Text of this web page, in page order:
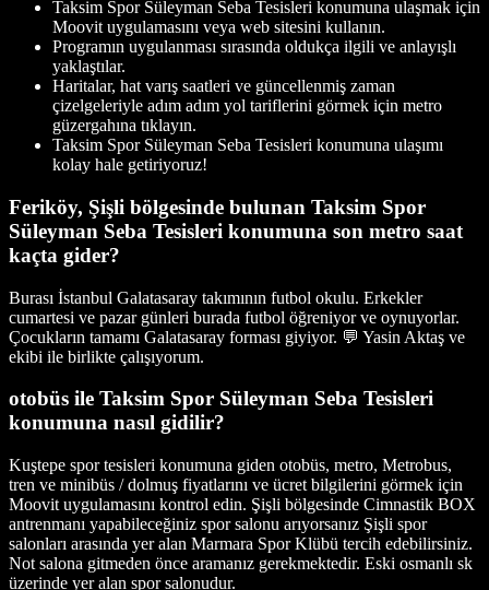
Taksim Spor Süleyman Seba Tesisleri konumuna ulaşmak için
Moovit uygulamasını veya web sitesini kullanın.
Programın uygulanması sırasında oldukça ilgili ve anlayışlı
yaklaştılar.
Haritalar, hat varış saatleri ve güncellenmiş zaman
çizelgeleriyle adım adım yol tariflerini görmek için metro
güzergahına tıklayın.
Taksim Spor Süleyman Seba Tesisleri konumuna ulaşımı
kolay hale getiriyoruz!
Feriköy, Şişli bölgesinde bulunan Taksim Spor
Süleyman Seba Tesisleri konumuna son metro saat
kaçta gider?
Burası İstanbul Galatasaray takımının futbol okulu. Erkekler
cumartesi ve pazar günleri burada futbol öğreniyor ve oynuyorlar.
Çocukların tamamı Galatasaray forması giyiyor. 💬 Yasin Aktaş ve
ekibi ile birlikte çalışıyorum.
otobüs ile Taksim Spor Süleyman Seba Tesisleri
konumuna nasıl gidilir?
Kuştepe spor tesisleri konumuna giden otobüs, metro, Metrobus,
tren ve minibüs / dolmuş fiyatlarını ve ücret bilgilerini görmek için
Moovit uygulamasını kontrol edin. Şişli bölgesinde Cimnastik BOX
antrenmanı yapabileceğiniz spor salonu arıyorsanız Şişli spor
salonları arasında yer alan Marmara Spor Klübü tercih edebilirsiniz.
Not salona gitmeden önce aramanız gerekmektedir. Eski osmanlı sk
üzerinde yer alan spor salonudur.